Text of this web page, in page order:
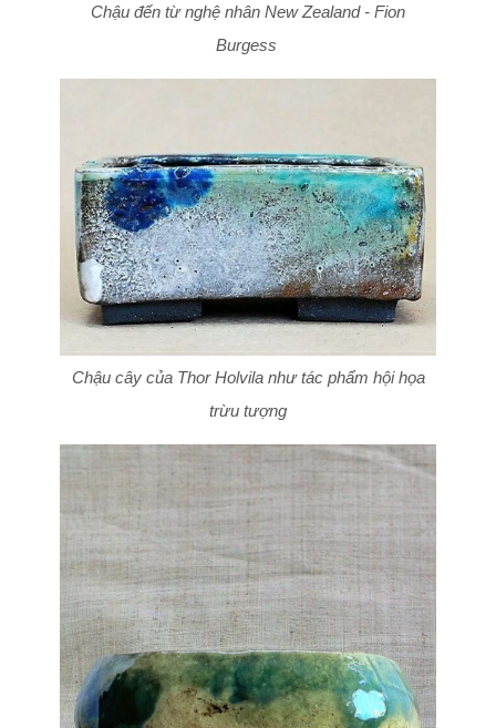
Chậu đến từ nghệ nhân New Zealand - Fion
Burgess
Chậu cây của Thor Holvila như tác phẩm hội họa
trừu tượng